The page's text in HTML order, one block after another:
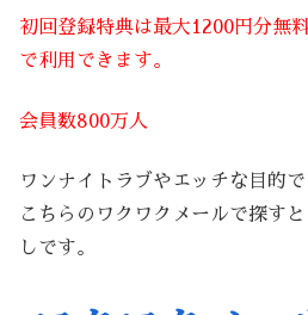
初回登録特典は最大1200円分無
で利用できます。
会員数800万人
ワンナイトラブやエッチな目的
こちらのワクワクメールで探す
しです。